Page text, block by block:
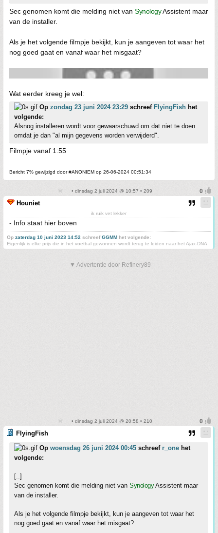
Sec genomen komt die melding niet van SynologyAssistent maar
van de installer.
Als je het volgende filmpje bekijkt, kun je aangeven tot waar het
nog goed gaat en vanaf waar het misgaat?
Wat eerder kreeg je wel:
Op zondag 23 juni 2024 23:29 schreef FlyingFish het
volgende:
Alsnog installeren wordt voor gewaarschuwd om dat niet te doen
omdat je dan "al mijn gegevens worden verwijderd".
Filmpje vanaf 1:55
Bericht 7% gewijzigd door #ANONIEM op 26-06-2024 00:51:34
• dinsdag 2 juli 2024 @ 10:57 • 209
Houniet
ik ruik vet lekker
- Info staat hier boven
Op zaterdag 10 juni 2023 14:52 schreefGGMM het volgende:
Eigenlijk is elke prijs die in het voetbal gewonnen wordt terug te leiden naar het Ajax-DNA
▼ Advertentie door Refinery89
• dinsdag 2 juli 2024 @ 20:58 • 210
FlyingFish
Op woensdag 26 juni 2024 00:45 schreef r_one het
volgende:
[..]
Sec genomen komt die melding niet van SynologyAssistent maar
van de installer.
Als je het volgende filmpje bekijkt, kun je aangeven tot waar het
nog goed gaat en vanaf waar het misgaat?